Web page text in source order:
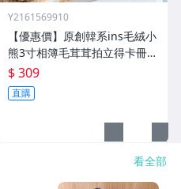
Y2161569910
【優惠價】原創韓系ins毛絨小
熊3寸相簿毛茸茸拍立得卡冊專
輯小卡追星收納冊
$ 309
直購
看全部